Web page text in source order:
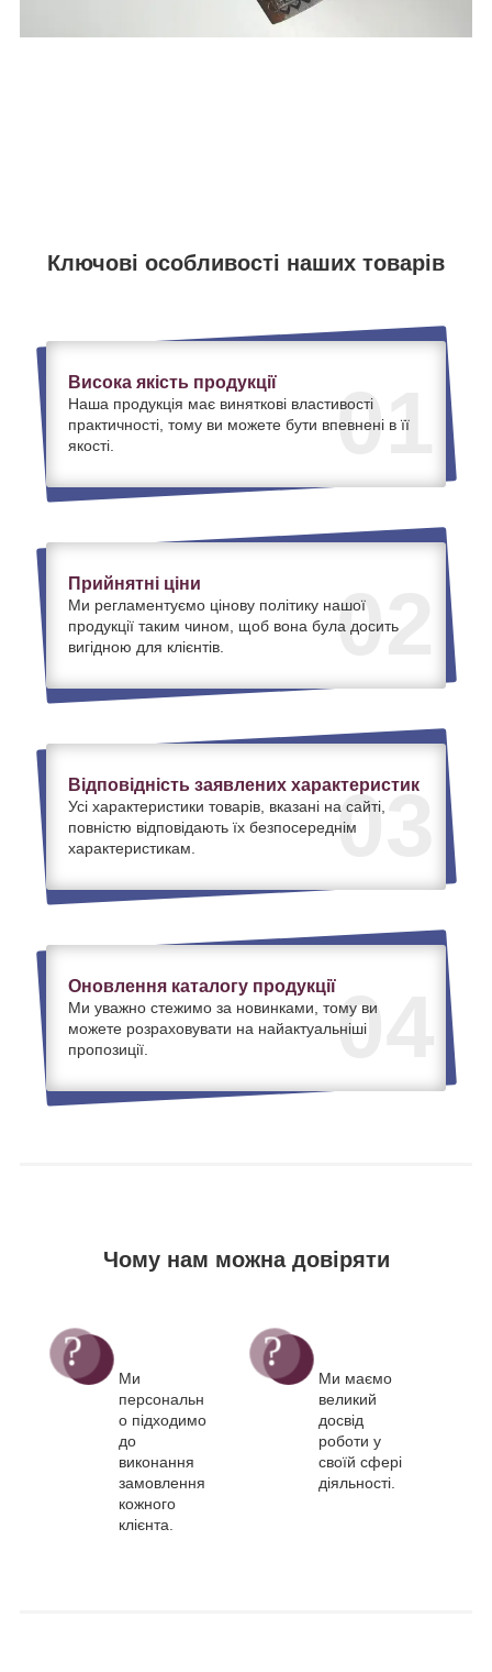
Ключові особливості наших товарів
01
Висока якість продукції
Наша продукція має виняткові властивості
практичності, тому ви можете бути впевнені в її
якості.
02
Прийнятні ціни
Ми регламентуємо цінову політику нашої
продукції таким чином, щоб вона була досить
вигідною для клієнтів.
03
Відповідність заявлених характеристик
Усі характеристики товарів, вказані на сайті,
повністю відповідають їх безпосереднім
характеристикам.
04
Оновлення каталогу продукції
Ми уважно стежимо за новинками, тому ви
можете розраховувати на найактуальніші
пропозиції.
Чому нам можна довіряти
Ми
персональн
о підходимо
до
виконання
замовлення
кожного
клієнта.
Ми маємо
великий
досвід
роботи у
своїй сфері
діяльності.